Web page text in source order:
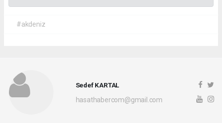
#akdeniz
Sedef KARTAL
hasathabercom@gmail.com